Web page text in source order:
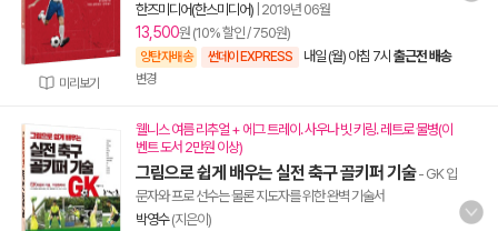
미리보기
한즈미디어(한스미디어) 2019년 06월
13,500원 (10% 할인 / 750원)
양탄자배송 썬데이 EXPRESS 내일 (월) 아침 7시 출근전 배송
변경
웰니스 여름 리추얼 + 에그 트레이. 사우나 빗 키링. 레트로 물병(이
벤트 도서 2만원 이상)
그림으로 쉽게 배우는 실전 축구 골키퍼 기술- GK 입
문자와 프로 선수는 물론 지도자를 위한 완벽 기술서
박영수(지은이)